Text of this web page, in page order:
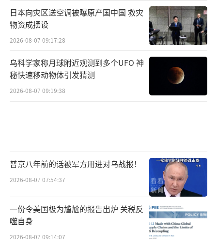
日本向灾区送空调被曝原产国中国 救灾
物资成摆设
2026-08-07 09:17:28
乌科学家称月球附近观测到多个UFO 神
秘快速移动物体引发猜测
2026-08-07 09:19:38
普京八年前的话被军方用进对乌战报！
2026-08-07 07:54:37
一份令美国极为尴尬的报告出炉 关税反
噬自身
2026-08-07 09:14:07